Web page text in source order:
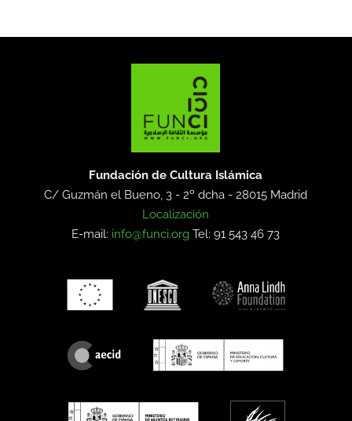
Fundación de Cultura Islámica
C/ Guzmán el Bueno, 3 - 2º dcha -28015 Madrid
Localización
E-mail: info@funci.org Tel: 91 543 46 73